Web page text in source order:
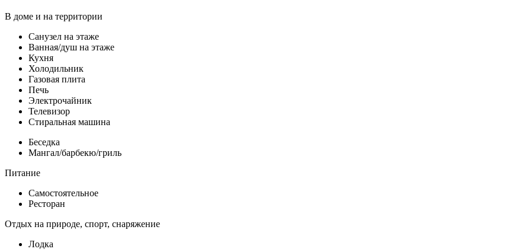
В доме и на территории
Санузел на этаже
Ванная/душ на этаже
Кухня
Холодильник
Газовая плита
Печь
Электрочайник
Телевизор
Стиральная машина
Беседка
Мангал/барбекю/гриль
Питание
Самостоятельное
Ресторан
Отдых на природе, спорт, снаряжение
Лодка